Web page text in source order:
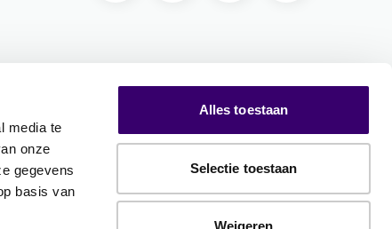
media te
onze
gegevens
basis van
Alles toestaan
Selectie toestaan
Weigeren